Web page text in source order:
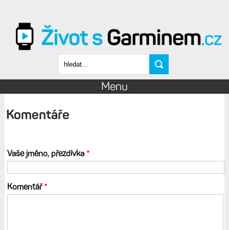
Vyhledávání
Menu
Komentáře
Vaše jméno, přezdívka *
Komentář*